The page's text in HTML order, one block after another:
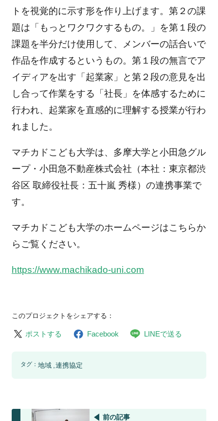
トを視覚的に示す形を作り上げます。第２の課
題は「もっとワクワクするもの。」を第１段の
課題を半分だけ使用して、メンバーの話合いで
作品を作成するというもの。第１段の無言でア
イディアを出す「起業家」と第２段の意見を出
し合って作業をする「社長」を体感するために
行われ、起業家を直感的に理解する授業が行わ
れました。
マチカドこども大学は、多摩大学と小田急グル
ープ・小田急不動産株式会社（本社：東京都渋
谷区 取締役社長：五十嵐 秀様）の連携事業で
す。
マチカドこども大学のホームページはこちらか
らご覧ください。
https://www.machikado-uni.com
このプロジェクトをシェアする：
ポストする Facebook LINEで送る
タグ： 地域 連携協定
前の記事